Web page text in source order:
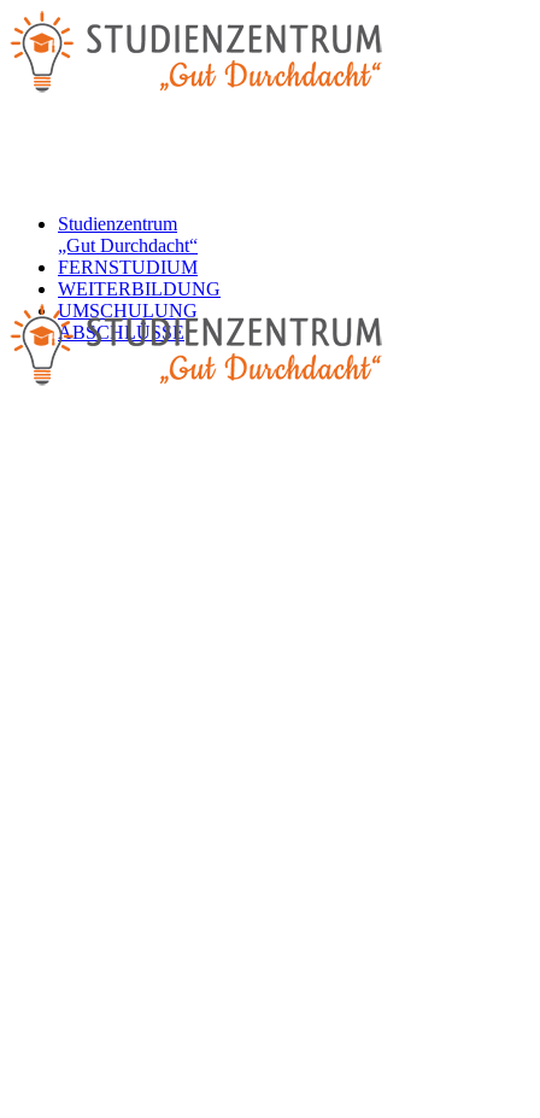
Studienzentrum
„Gut Durchdacht“
FERNSTUDIUM
WEITERBILDUNG
UMSCHULUNG
ABSCHLÜSSE